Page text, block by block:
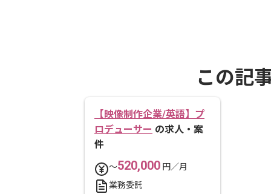
この記
【映像制作企業/英語】プ
ロデューサー の求人・案
件
〜520,000 円／月
業務委託